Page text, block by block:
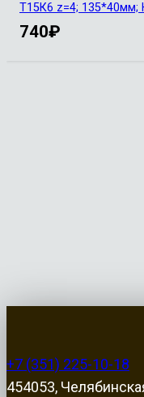
Т15К6 z=4; 135*40мм;
740₽
+7 (351) 225-10-18
454053,